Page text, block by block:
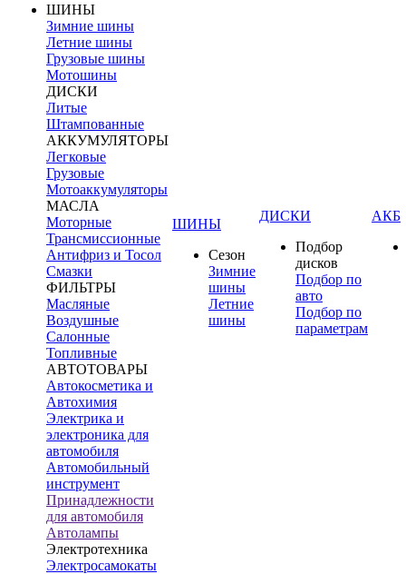
ШИНЫ
Зимние шины
Летние шины
Грузовые шины
Мотошины
ДИСКИ
Литые
Штампованные
АККУМУЛЯТОРЫ
Легковые
Грузовые
Мотоаккумуляторы
МАСЛА
Моторные
Трансмиссионные
Антифриз и Тосол
Смазки
ФИЛЬТРЫ
Масляные
Воздушные
Салонные
Топливные
АВТОТОВАРЫ
Автокосметика и
Автохимия
Электрика и
электроника для
автомобиля
Автомобильный
инструмент
Принадлежности
для автомобиля
Автолампы
Электротехника
Электросамокаты
ШИНЫ
Сезон
Зимние
шины
Летние
шины
ДИСКИ
Подбор
дисков
Подбор по
авто
Подбор по
параметрам
АКБ